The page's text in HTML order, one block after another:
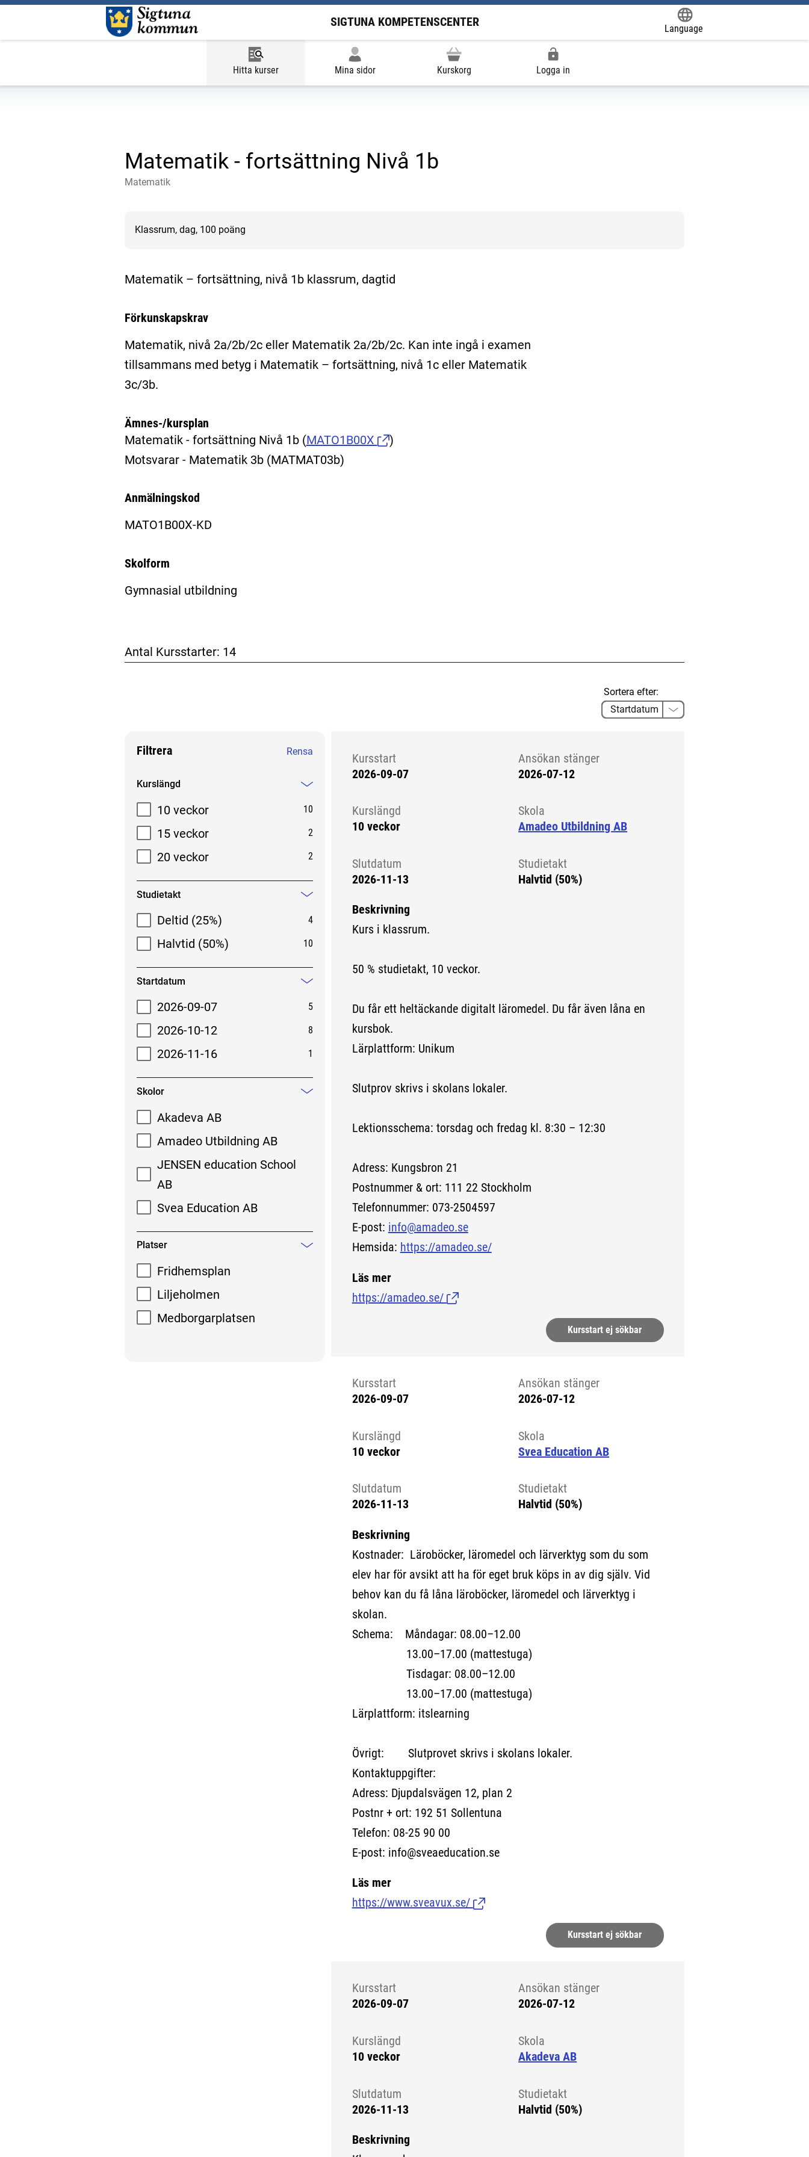
SIGTUNA KOMPETENSCENTER
Language
Hitta kurser Mina sidor Kurskorg Logga in
Matematik - fortsättning Nivå 1b
Matematik
Klassrum, dag, 100 poäng
Matematik – fortsättning, nivå 1b klassrum, dagtid
Förkunskapskrav
Matematik, nivå 2a/2b/2c eller Matematik 2a/2b/2c. Kan inte ingå i examen
tillsammans med betyg i Matematik – fortsättning, nivå 1c eller Matematik
3c/3b.
Ämnes-/kursplan
Matematik - fortsättning Nivå 1b (MATO1B00X
)
Motsvarar - Matematik 3b (MATMAT03b)
Anmälningskod
MATO1B00X-KD
Skolform
Gymnasial utbildning
Antal Kursstarter: 14
Sortera efter:
Filtrera Rensa
Filtrera sökresultat
Kurslängd
10 veckor
10
15 veckor 2
20 veckor 2
Studietakt
Mindre information
Deltid (25%)
4
Halvtid (50%) 10
Startdatum
2026-09-07
5
2026-10-12 8
2026-11-16 1
Skolor
Akadeva AB
Amadeo Utbildning AB
JENSEN education School
AB
Svea Education AB
Platser
Mindre information
Fridhemsplan
Liljeholmen
Medborgarplatsen
Kursstart
2026-09-07
Ansökan stänger
2026-07-12
Kurslängd
10 veckor
Skola
Amadeo Utbildning AB
Slutdatum
2026-11-13
Studietakt
Halvtid (50%)
Beskrivning
Kurs i klassrum.
50 % studietakt, 10 veckor.
Du får ett heltäckande digitalt läromedel. Du får även låna en
kursbok.
Lärplattform: Unikum
Slutprov skrivs i skolans lokaler.
Lektionsschema: torsdag och fredag kl. 8:30 – 12:30
Adress: Kungsbron 21
Postnummer & ort: 111 22 Stockholm
Telefonnummer: 073-2504597
E-post: info@amadeo.se
Hemsida: https://amadeo.se/
Läs mer
https://amadeo.se/ (Länk till extern sida.)
Kursstart ej sökbar
Kursstart
2026-09-07
Ansökan stänger
2026-07-12
Kurslängd
10 veckor
Skola
Svea Education AB
Slutdatum
2026-11-13
Studietakt
Halvtid (50%)
Beskrivning
Kostnader: Läroböcker, läromedel och lärverktyg som du som
elev har för avsikt att ha för eget bruk köps in av dig själv. Vid
behov kan du få låna läroböcker, läromedel och lärverktyg i
skolan.
Schema: Måndagar: 08.00–12.00
13.00–17.00 (mattestuga)
Tisdagar: 08.00–12.00
13.00–17.00 (mattestuga)
Lärplattform: itslearning
Övrigt: Slutprovet skrivs i skolans lokaler.
Kontaktuppgifter:
Adress: Djupdalsvägen 12, plan 2
Postnr + ort: 192 51 Sollentuna
Telefon: 08-25 90 00
E-post: info@sveaeducation.se
Läs mer
https://www.sveavux.se/ (Länk till extern sida.)
Kursstart ej sökbar
Kursstart
2026-09-07
Ansökan stänger
2026-07-12
Kurslängd
10 veckor
Skola
Akadeva AB
Slutdatum
2026-11-13
Studietakt
Halvtid (50%)
Beskrivning